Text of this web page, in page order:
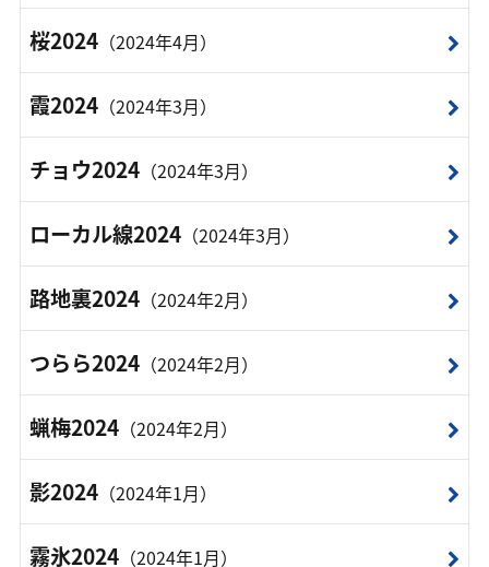
桜2024（2024年4月）
霞2024（2024年3月）
チョウ2024（2024年3月）
ローカル線2024（2024年3月）
路地裏2024（2024年2月）
つらら2024（2024年2月）
蝋梅2024（2024年2月）
影2024（2024年1月）
霧氷2024（2024年1月）